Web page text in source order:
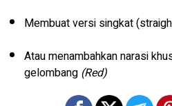
Membuat versi singkat
Atau menambahkan narasi
gelombang (Red)